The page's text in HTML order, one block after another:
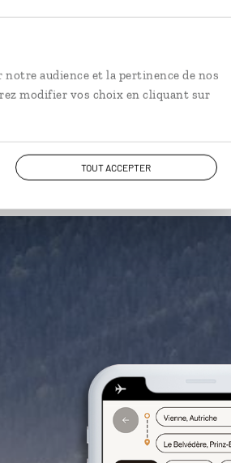
audience et la pertinence de nos
modifier vos choix en cliquant sur
TOUT ACCEPTER